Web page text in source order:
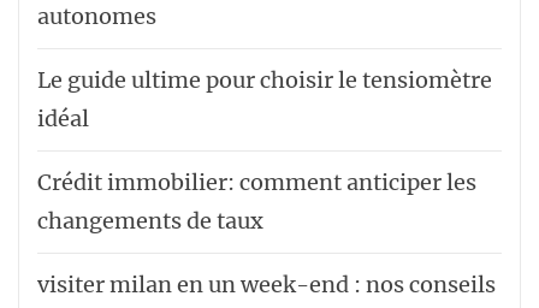
autonomes
Le guide ultime pour choisir le tensiomètre
idéal
Crédit immobilier: comment anticiper les
changements de taux
visiter milan en un week-end : nos conseils